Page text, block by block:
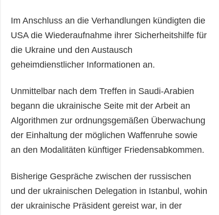
Im Anschluss an die Verhandlungen kündigten die
USA die Wiederaufnahme ihrer Sicherheitshilfe für
die Ukraine und den Austausch
geheimdienstlicher Informationen an.
Unmittelbar nach dem Treffen in Saudi-Arabien
begann die ukrainische Seite mit der Arbeit an
Algorithmen zur ordnungsgemäßen Überwachung
der Einhaltung der möglichen Waffenruhe sowie
an den Modalitäten künftiger Friedensabkommen.
Bisherige Gespräche zwischen der russischen
und der ukrainischen Delegation in Istanbul, wohin
der ukrainische Präsident gereist war, in der